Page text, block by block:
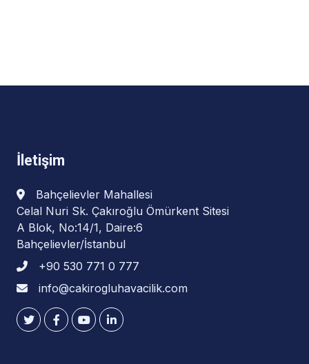
İletişim
Bahçelievler Mahallesi
Celal Nuri Sk. Çakıroğlu Ömürkent Sitesi
A Blok, No:14/1, Daire:6
Bahçelievler/İstanbul
+90 530 771 0 777
info@cakirogluhavacilik.com